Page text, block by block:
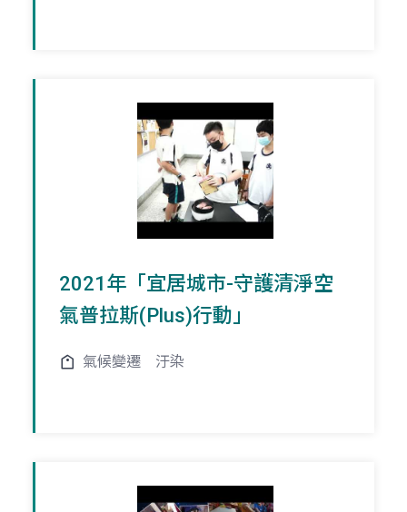
2021年「宜居城市-守護清淨空
氣普拉斯(Plus)行動」
氣候變遷 汙染